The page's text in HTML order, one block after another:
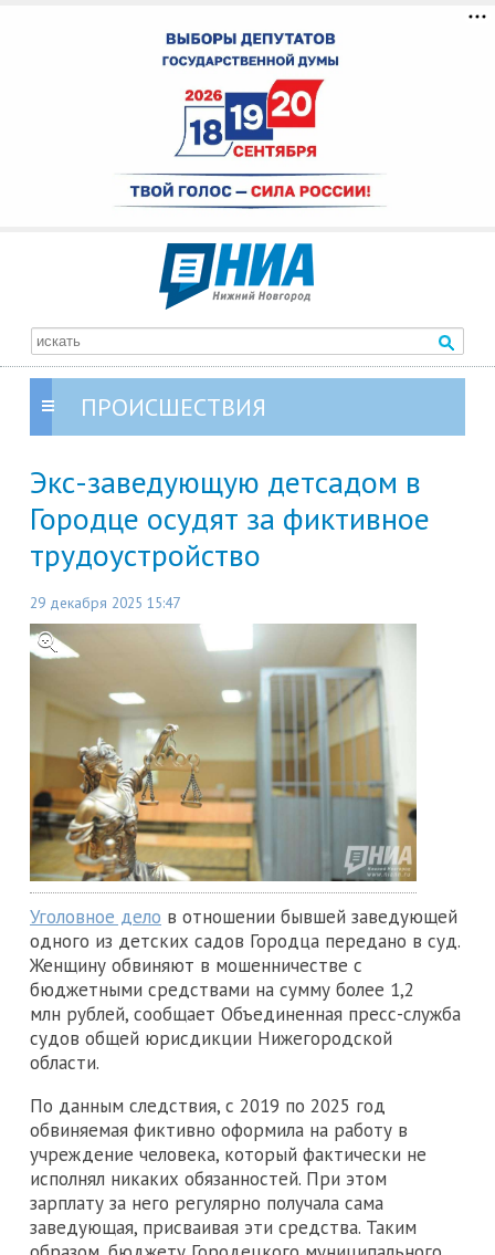
ПРОИСШЕСТВИЯ
Экс-заведующую детсадом в
Городце осудят за фиктивное
трудоустройство
29 декабря 2025 15:47
Уголовное дело в отношении бывшей заведующей
одного из детских садов Городца передано в суд.
Женщину обвиняют в мошенничестве с
бюджетными средствами на сумму более 1,2
млн рублей, сообщает Объединенная пресс-служба
судов общей юрисдикции Нижегородской
области.
По данным следствия, с 2019 по 2025 год
обвиняемая фиктивно оформила на работу в
учреждение человека, который фактически не
исполнял никаких обязанностей. При этом
зарплату за него регулярно получала сама
заведующая, присваивая эти средства. Таким